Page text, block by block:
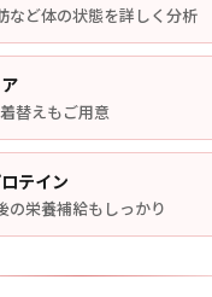
など体の状態を詳しく分析
替えもご用意
テイン
の栄養補給もしっかり